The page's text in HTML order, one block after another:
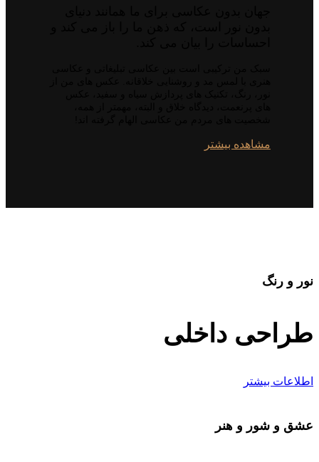
مشاهده بیشتر
نور و رنگ
طراحی داخلی
اطلاعات بیشتر
عشق و شور و هنر